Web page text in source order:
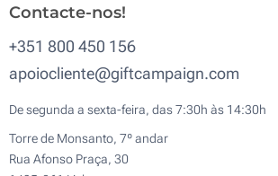
Contacte-nos!
+351 800 450 156
apoiocliente@giftcampaign.com
De segunda a sexta-feira, das 7:30h às 14:30h
Torre de Monsanto, 7º andar
Rua Afonso Praça, 30